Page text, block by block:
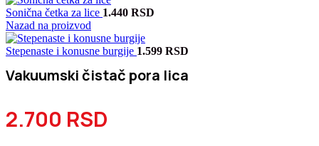
Sonična četka za lice 1.440 RSD
Nazad na proizvod
Stepenaste i konusne burgije 1.599 RSD
Vakuumski čistač pora lica
2.700 RSD